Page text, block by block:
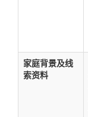
家庭背景及线
索资料